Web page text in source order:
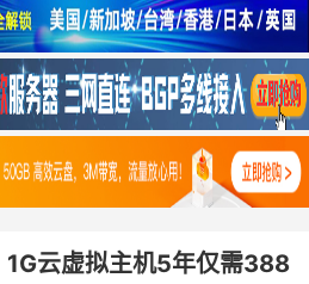
1G云虚拟主机5年仅需388